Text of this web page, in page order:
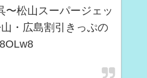
〜松山スーパージェッ
・広島割引きっぷの